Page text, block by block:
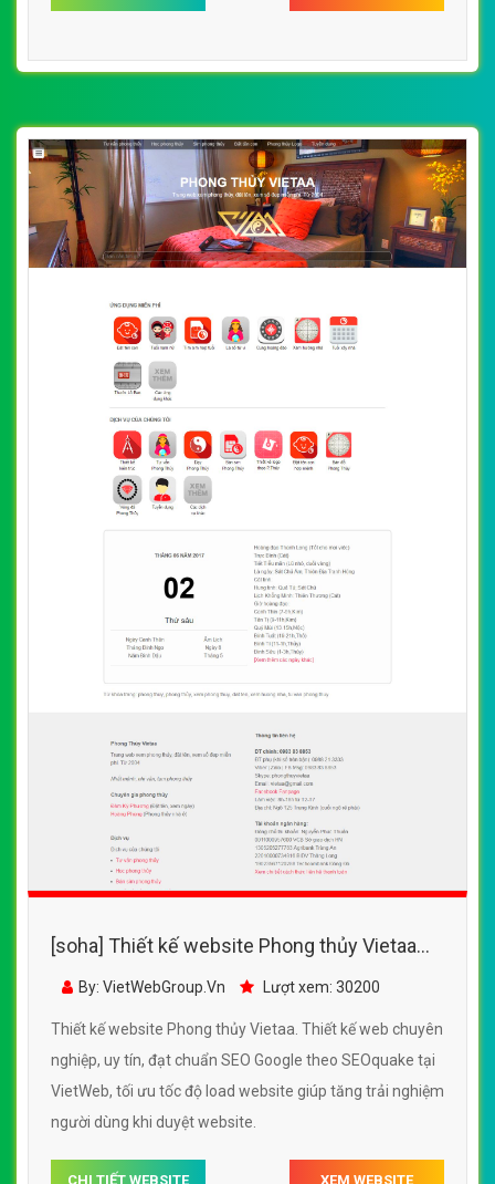
[soha] Thiết kế website Phong thủy Vietaa
đẹp, chuyên nghiệp chuẩn SEO
By: VietWebGroup.Vn Lượt xem: 30200
Thiết kế website Phong thủy Vietaa. Thiết kế web chuyên
nghiệp, uy tín, đạt chuẩn SEO Google theo SEOquake tại
VietWeb, tối ưu tốc độ load website giúp tăng trải nghiệm
người dùng khi duyệt website.
CHI TIẾT WEBSITE XEM WEBSITE